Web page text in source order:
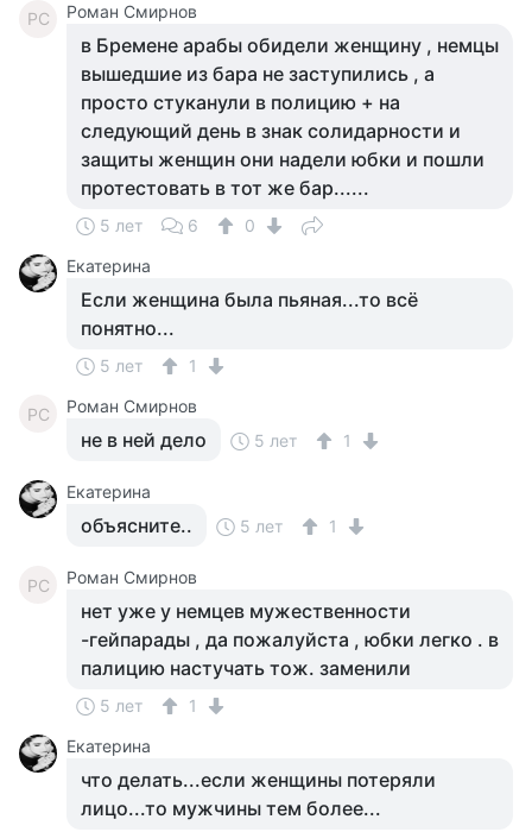
РС Роман Смирнов
в Бремене арабы обидели женщину , немцы
вышедшие из бара не заступились , а
просто стуканули в полицию + на
следующий день в знак солидарности и
защиты женщин они надели юбки и пошли
протестовать в тот же бар......
5 лет 6
0
Екатерина
Если женщина была пьяная...то всё
понятно...
5 лет 1
РС Роман Смирнов
не в ней дело 5 лет 1
Екатерина
объясните.. 5 лет 1
РС Роман Смирнов
нет уже у немцев мужественности
-гейпарады , да пожалуйста , юбки легко . в
палицию настучать тож. заменили
5 лет
1
Екатерина
что делать...если женщины потеряли
лицо...то мужчины тем более...